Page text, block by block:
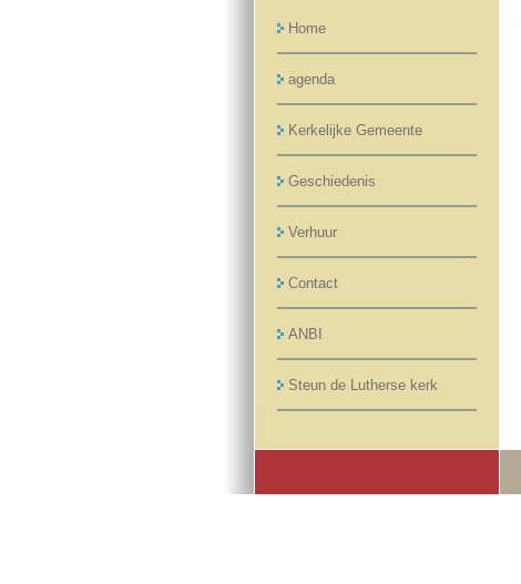
Home
agenda
Kerkelijke Gemeente
Geschiedenis
Verhuur
Contact
ANBI
Steun de Lutherse kerk